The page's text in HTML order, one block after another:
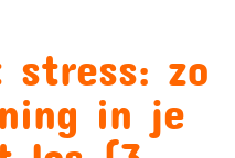
stress: zo
in je